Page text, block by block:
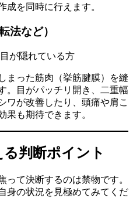
成を同時に行えます。
法など）
が隠れている方
まった筋肉（挙筋腱膜）を縫
。目がパッチリ開き、二重幅
ワが改善したり、頭痛や肩こ
果も期待できます。
判断ポイント
って決断するのは禁物です。
身の状況を見極めてみてくだ